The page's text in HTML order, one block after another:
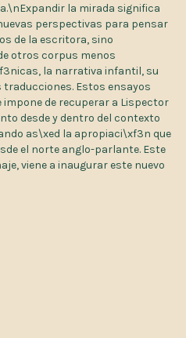
la mirada significa
perspectivas para pensar
de la escritora, sino
otros corpus menos
la narrativa infantil, su
Estos ensayos
impone de recuperar a Lispector
desde y dentro del contexto
as\xed la apropiaci\xf3n que
el norte anglo-parlante. Este
viene a inaugurar este nuevo